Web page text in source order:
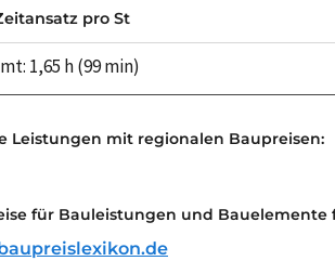
pro St
1,65 h (99 min)
Leistungen mit regionalen Baupreisen:
für Bauleistungen und Bauelemente